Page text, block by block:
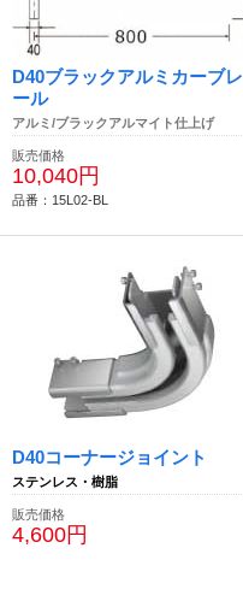
D40ブラックアルミカーブレ
ール
アルミ/ブラックアルマイト仕上げ
販売価格
10,040円
品番：15L02-BL
D40コーナージョイント
ステンレス・樹脂
販売価格
4,600円